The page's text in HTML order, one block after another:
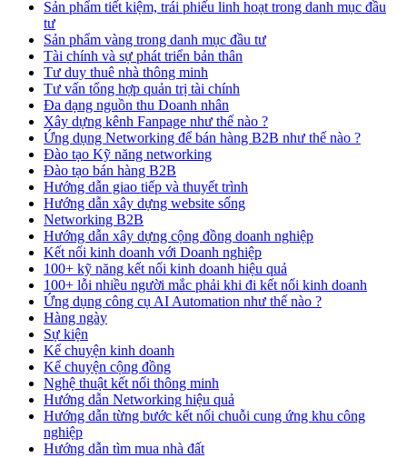
Sản phẩm tiết kiệm, trái phiếu linh hoạt trong danh mục đầu
tư
Sản phẩm vàng trong danh mục đầu tư
Tài chính và sự phát triển bản thân
Tư duy thuê nhà thông minh
Tư vấn tổng hợp quản trị tài chính
Đa dạng nguồn thu Doanh nhân
Xây dựng kênh Fanpage như thế nào ?
Ứng dụng Networking để bán hàng B2B như thế nào ?
Đào tạo Kỹ năng networking
Đào tạo bán hàng B2B
Hướng dẫn giao tiếp và thuyết trình
Hướng dẫn xây dựng website sống
Networking B2B
Hướng dẫn xây dựng cộng đồng doanh nghiệp
Kết nối kinh doanh với Doanh nghiệp
100+ kỹ năng kết nối kinh doanh hiệu quả
100+ lỗi nhiều người mắc phải khi đi kết nối kinh doanh
Ứng dụng công cụ AI Automation như thế nào ?
Hàng ngày
Sự kiện
Kể chuyện kinh doanh
Kể chuyện cộng đồng
Nghệ thuật kết nối thông minh
Hướng dẫn Networking hiệu quả
Hướng dẫn từng bước kết nối chuỗi cung ứng khu công
nghiệp
Hướng dẫn tìm mua nhà đất